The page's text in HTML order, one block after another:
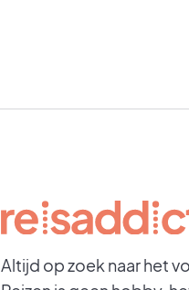
Altijd op zoek naar het